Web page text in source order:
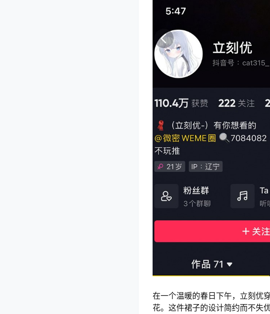
在一个温暖的春日下午，立刻优
花。这件裙子的设计简约而不失